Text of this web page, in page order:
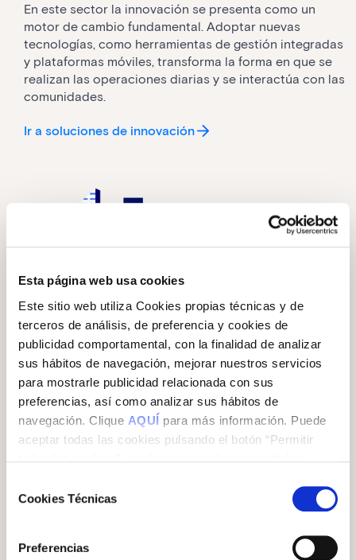
Esta página web usa cookies
Este sitio web utiliza Cookies propias técnicas y de
terceros de análisis, de preferencia y cookies de
publicidad comportamental, con la finalidad de analizar
sus hábitos de navegación, mejorar nuestros servicios
para mostrarle publicidad relacionada con sus
preferencias, así como analizar sus hábitos de
navegación. Clique AQUÍ para más información. Puede
aceptar todas las cookies pulsando el botón “Permitir
la selección” o rechazar su uso pulsando el botón “Solo
deCookies Técnicas
Preferencias
En este sector la innovación se presenta como un
motor de cambio fundamental. Adoptar nuevas
tecnologías, como herramientas de gestión integradas
y plataformas móviles, transforma la forma en que se
realizan las operaciones diarias y se interactúa con las
comunidades.
Ir a soluciones de innovación
Aportar valor añadido
Ampliar el abanico de servicios ofrecidos a las
comunidades y propietarios es una oportunidad
estratégica para expandir tu negocio. Desde la
eficiencia energética hasta la gestión de inmuebles,
cada nueva oferta agrega valor y fortalece la relación